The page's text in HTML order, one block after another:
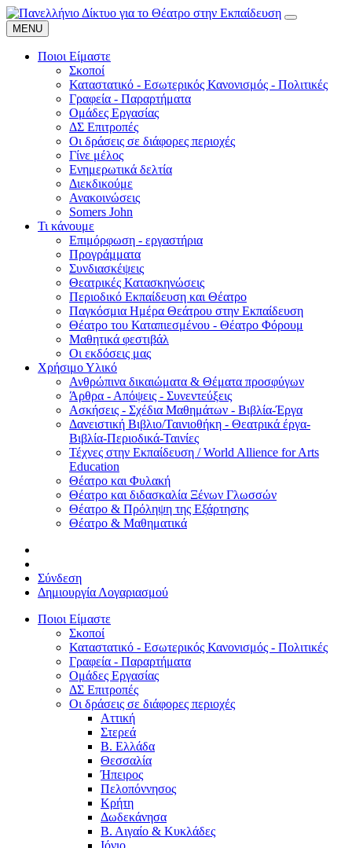
MENU
Ποιοι Είμαστε
Σκοποί
Καταστατικό - Εσωτερικός Κανονισμός - Πολιτικές
Γραφεία - Παραρτήματα
Ομάδες Εργασίας
ΔΣ Επιτροπές
Οι δράσεις σε διάφορες περιοχές
Γίνε μέλος
Ενημερωτικά δελτία
Διεκδικούμε
Ανακοινώσεις
Somers John
Τι κάνουμε
Επιμόρφωση - εργαστήρια
Προγράμματα
Συνδιασκέψεις
Θεατρικές Κατασκηνώσεις
Περιοδικό Εκπαίδευση και Θέατρο
Παγκόσμια Ημέρα Θεάτρου στην Εκπαίδευση
Θέατρο του Καταπιεσμένου - Θέατρο Φόρουμ
Μαθητικά φεστιβάλ
Οι εκδόσεις μας
Χρήσιμο Υλικό
Ανθρώπινα δικαιώματα & Θέματα προσφύγων
Άρθρα - Απόψεις - Συνεντεύξεις
Ασκήσεις - Σχέδια Μαθημάτων - Βιβλία-Έργα
Δανειστική Βιβλιο/Ταινιοθήκη - Θεατρικά έργα-
Βιβλία-Περιοδικά-Ταινίες
Τέχνες στην Εκπαίδευση / World Allience for Arts
Education
Θέατρο και Φυλακή
Θέατρο και διδασκαλία Ξένων Γλωσσών
Θέατρο & Πρόληψη της Εξάρτησης
Θέατρο & Μαθηματικά
Σύνδεση
Δημιουργία Λογαριασμού
Ποιοι Είμαστε
Σκοποί
Καταστατικό - Εσωτερικός Κανονισμός - Πολιτικές
Γραφεία - Παραρτήματα
Ομάδες Εργασίας
ΔΣ Επιτροπές
Οι δράσεις σε διάφορες περιοχές
Αττική
Στερεά
Β. Ελλάδα
Θεσσαλία
Ήπειρος
Πελοπόννησος
Κρήτη
Δωδεκάνησα
Β. Αιγαίο & Κυκλάδες
Ιόνιο